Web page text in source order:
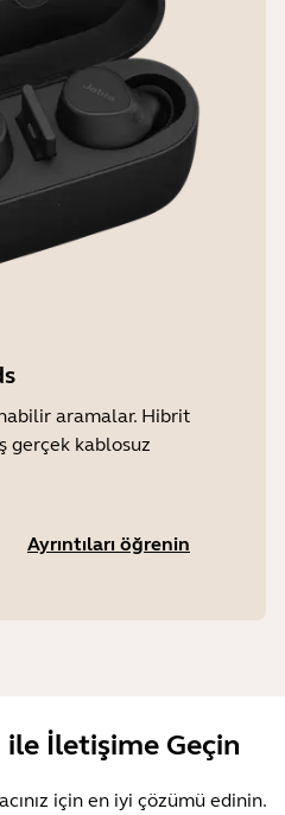
aramalar. Hibrit
gerçek kablosuz
Ayrıntıları öğrenin
ile İletişime Geçin
için en iyi çözümü edinin.